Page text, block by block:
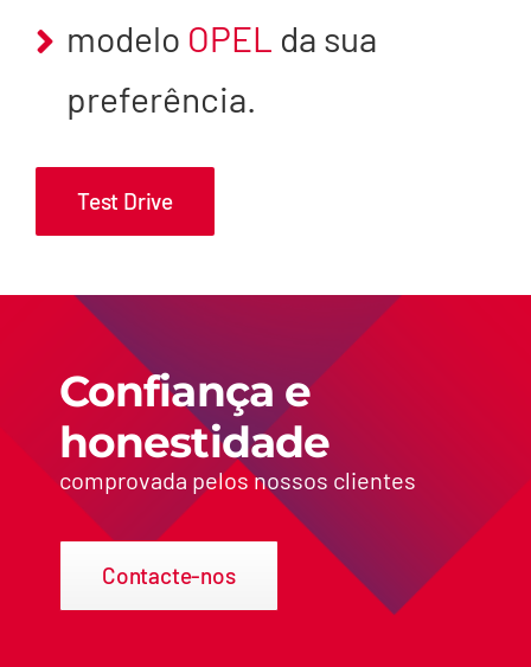
modelo OPEL da sua
preferência.
Test Drive
Confiança e
honestidade
comprovada pelos nossos clientes
Contacte-nos